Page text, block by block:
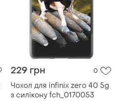
229 грн 0
Чохол для infinix zero 40 5g
з силікону fch_0170053